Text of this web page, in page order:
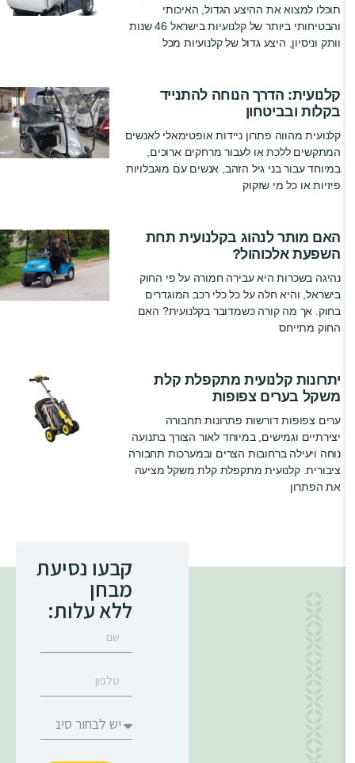
תוכלו למצוא את ההיצע הגדול, האיכותי
והבטיחותי ביותר של קלנועיות בישראל 46 שנות
וותק וניסיון, היצע גדול של קלנועיות מכל
קלנועית: הדרך הנוחה להתנייד
בקלות ובביטחון
קלנועית מהווה פתרון ניידות אופטימאלי לאנשים
המתקשים ללכת או לעבור מרחקים ארוכים,
במיוחד עבור בני גיל הזהב, אנשים עם מוגבלויות
פיזיות או כל מי שזקוק
האם מותר לנהוג בקלנועית תחת
השפעת אלכוהול?
נהיגה בשכרות היא עבירה חמורה על פי החוק
בישראל, והיא חלה על כל כלי רכב המוגדרים
בחוק. אך מה קורה כשמדובר בקלנועית? האם
החוק מתייחס
יתרונות קלנועית מתקפלת קלת
משקל בערים צפופות
ערים צפופות דורשות פתרונות תחבורה
יצירתיים וגמישים, במיוחד לאור הצורך בתנועה
נוחה ויעילה ברחובות הצרים ובמערכות תחבורה
ציבורית. קלנועית מתקפלת קלת משקל מציעה
את הפתרון
קבעו נסיעת
מבחן
ללא עלות: